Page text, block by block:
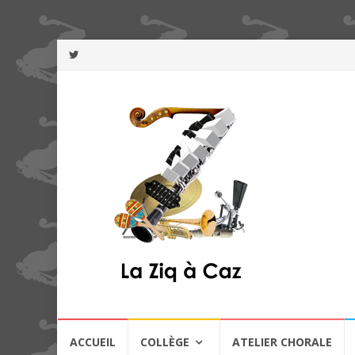
ACCUEIL COLLÈGE ATELIER CHORALE